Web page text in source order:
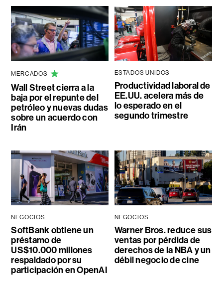
MERCADOS
Wall Street cierra a la
baja por el repunte del
petróleo y nuevas dudas
sobre un acuerdo con
Irán
ESTADOS UNIDOS
Productividad laboral de
EE.UU. acelera más de
lo esperado en el
segundo trimestre
NEGOCIOS
SoftBank obtiene un
préstamo de
US$10.000 millones
respaldado por su
participación en OpenAI
NEGOCIOS
Warner Bros. reduce sus
ventas por pérdida de
derechos de la NBA y un
débil negocio de cine